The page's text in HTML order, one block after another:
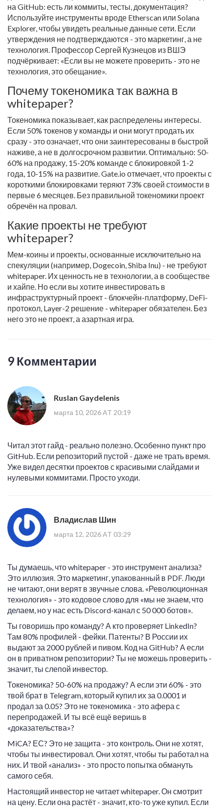
на GitHub: есть ли коммиты, тесты, документация?
Используйте инструменты вроде Etherscan или Solana
Explorer, чтобы увидеть реальные данные сети. Если
утверждения не подтверждаются - это маркетинг, а не
технология. Профессор Сергей Кузнецов из ВШЭ
подчёркивает: «Если вы не можете проверить - это не
технология, это обещание».
Почему токеномика так важна в
whitepaper?
Токеномика показывает, как распределены интересы.
Если 50% токенов у команды и они могут продать их
сразу - это означает, что они заинтересованы в быстрой
наживе, а не в долгосрочном развитии. Оптимально: 50-
60% на продажу, 15-20% команде с блокировкой 1-2
года, 10-15% на развитие. Gate.io отмечает, что проекты с
короткими блокировками теряют 73% своей стоимости в
первые 6 месяцев. Без правильной токеномики проект
обречён на провал.
Какие проекты не требуют
whitepaper?
Мем-коины и проекты, основанные исключительно на
спекуляции (например, Dogecoin, Shiba Inu) - не требуют
whitepaper. Их ценность не в технологии, а в сообществе
и хайпе. Но если вы хотите инвестировать в
инфраструктурный проект - блокчейн-платформу, DeFi-
протокол, Layer-2 решение - whitepaper обязателен. Без
него это не проект, а азартная игра.
9 Комментарии
Ruslan Gaydelenis
марта 10, 2026 AT 20:19
Читал этот гайд - реально полезно. Особенно пункт про
GitHub. Если репозиторий пустой - даже не трать время.
Уже видел десятки проектов с красивыми слайдами и
нулевыми коммитами. Просто уходи.
Владислав Шин
марта 12, 2026 AT 03:29
Ты думаешь, что whitepaper - это инструмент анализа?
Это иллюзия. Это маркетинг, упакованный в PDF. Люди
не читают, они верят в звучные слова. «Революционная
технология» - это кодовое слово для «мы не знаем, что
делаем, но у нас есть Discord-канал с 50 000 ботов».
Ты говоришь про команду? А кто проверяет LinkedIn?
Там 80% профилей - фейки. Патенты? В России их
выдают за 2000 рублей и пивом. Код на GitHub? А если
он в приватном репозитории? Ты не можешь проверить -
значит, ты слепой инвестор.
Токеномика? 50-60% на продажу? А если эти 60% - это
твой брат в Telegram, который купил их за 0.0001 и
продал за 0.05? Это не токеномика - это афера с
перепродажей. И ты всё ещё веришь в
«доказательства»?
MiCA? ЕС? Это не защита - это контроль. Они не хотят,
чтобы ты инвестировал. Они хотят, чтобы ты работал на
них. И твой «анализ» - это просто попытка обмануть
самого себя.
Настоящий инвестор не читает whitepaper. Он смотрит
на цену. Если она растёт - значит, кто-то уже купил. Если